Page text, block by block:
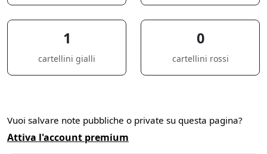
1
cartellini gialli
0
cartellini rossi
Vuoi salvare note pubbliche o private su questa pagina?
Attiva l'account premium